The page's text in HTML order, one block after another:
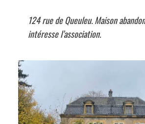
124 rue de Queuleu. Maison
intéresse l’association.